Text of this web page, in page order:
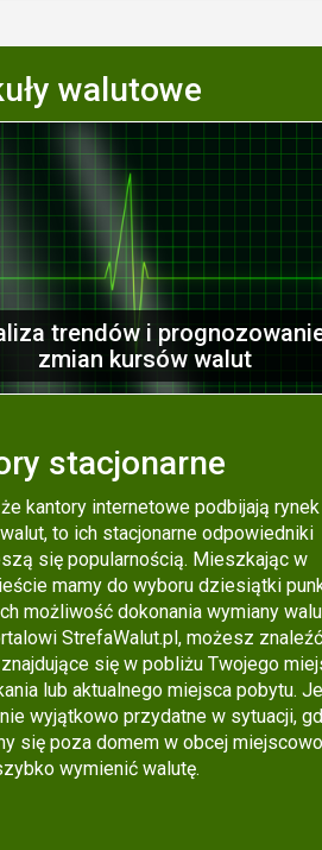
walutowe
trendów i
zmian kursów walut
stacjonarne
kantory internetowe podbijają rynek
to ich stacjonarne odpowiedniki
się popularnością. Mieszkając w
mamy do wyboru dziesiątki
możliwość dokonania wymiany
StrefaWalut.pl, możesz znaleźć
się w pobliżu Twojego
lub aktualnego miejsca pobytu.
wyjątkowo przydatne w sytuacji,
się poza domem w obcej
wymienić walutę.